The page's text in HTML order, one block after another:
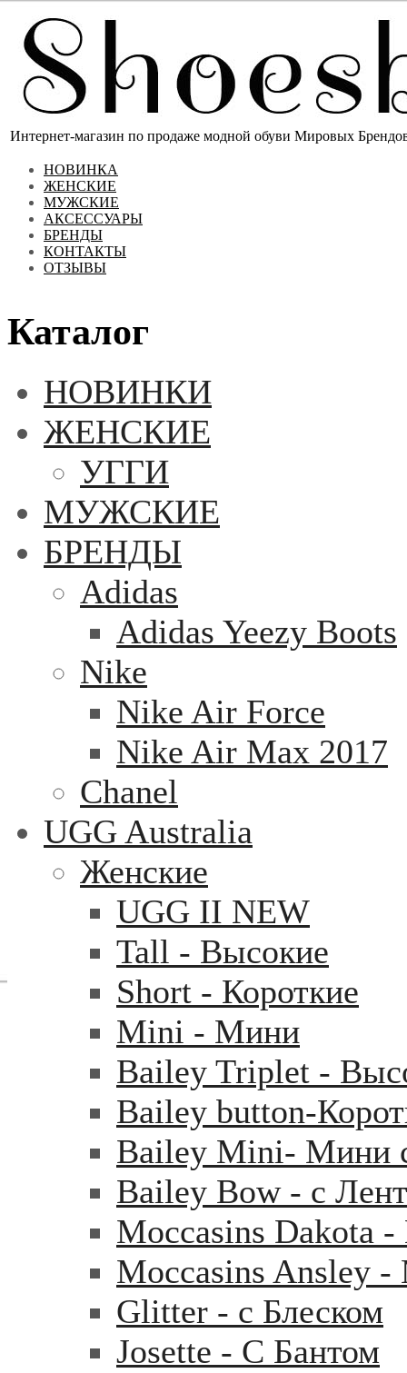
Интернет-магазин по продаже модной обуви Мировых
НОВИНКА
ЖЕНСКИЕ
МУЖСКИЕ
АКСЕССУАРЫ
БРЕНДЫ
КОНТАКТЫ
ОТЗЫВЫ
Каталог
НОВИНКИ
ЖЕНСКИЕ
УГГИ
МУЖСКИЕ
БРЕНДЫ
Adidas
Adidas Yeezy Boots
Nike
Nike Air Force
Nike Air Max 2017
Chanel
UGG Australia
Женские
UGG II NEW
Tall - Высокие
Short - Короткие
Mini - Mини
Bailey Triplet -
Bailey button-
Bailey Mini- Мини
Bailey Bow - с
Moccasins Dakota
Moccasins Ansley
Glitter - с Блеском
Josette - С Бантом